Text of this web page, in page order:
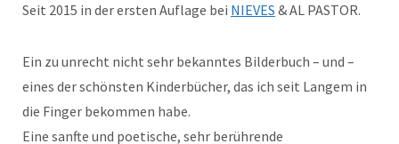
Seit 2015 in der ersten Auflage bei NIEVES & AL PASTOR.
Ein zu unrecht nicht sehr bekanntes Bilderbuch – und –
eines der schönsten Kinderbücher, das ich seit Langem in
die Finger bekommen habe.
Eine sanfte und poetische, sehr berührende